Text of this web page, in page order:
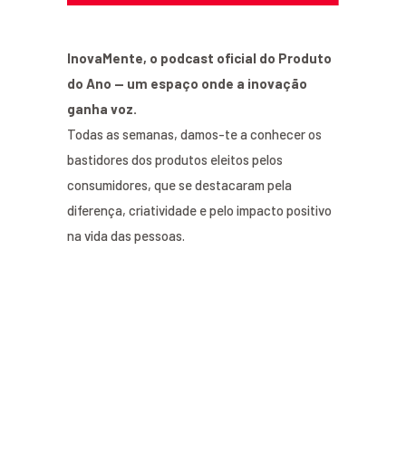
InovaMente, o podcast oficial do Produto
do Ano — um espaço onde a inovação
ganha voz.
Todas as semanas, damos-te a conhecer os
bastidores dos produtos eleitos pelos
consumidores, que se destacaram pela
diferença, criatividade e pelo impacto positivo
na vida das pessoas.